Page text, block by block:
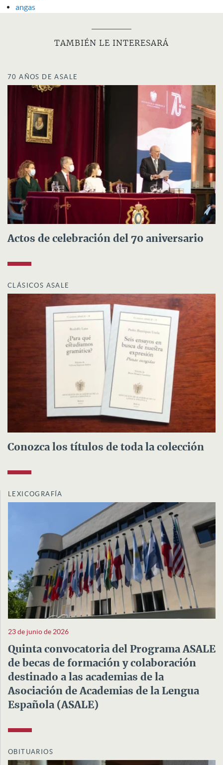
angas
TAMBIÉN LE INTERESARÁ
70 AÑOS DE ASALE
Actos de celebración del 70 aniversario
CLÁSICOS ASALE
Conozca los títulos de toda la colección
LEXICOGRAFÍA
23 de junio de 2026
Quinta convocatoria del Programa ASALE
de becas de formación y colaboración
destinado a las academias de la
Asociación de Academias de la Lengua
Española (ASALE)
OBITUARIOS